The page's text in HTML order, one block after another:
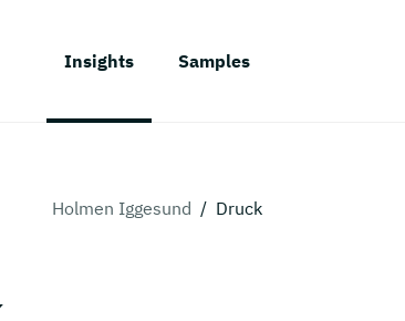
Insights Samples
Holmen Iggesund / Druck